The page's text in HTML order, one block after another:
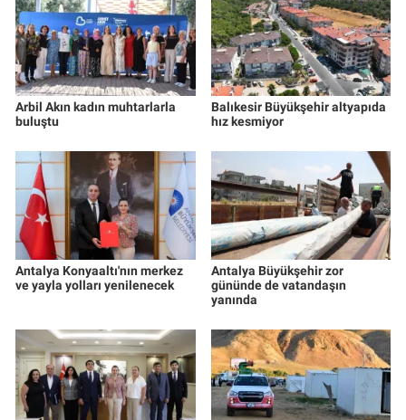
Arbil Akın kadın muhtarlarla
buluştu
Balıkesir Büyükşehir altyapıda
hız kesmiyor
Antalya Konyaaltı'nın merkez
ve yayla yolları yenilenecek
Antalya Büyükşehir zor
gününde de vatandaşın
yanında